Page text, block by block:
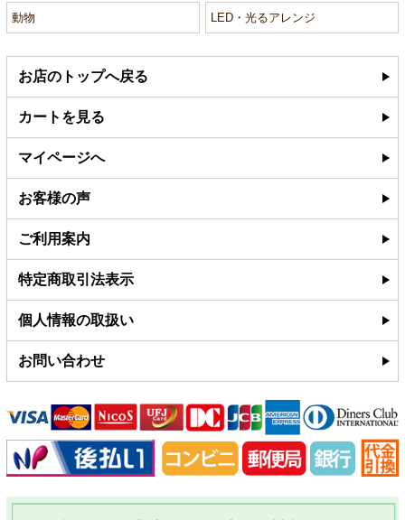
動物 LED・光るアレンジ
お店のトップへ戻る
カートを見る
マイページへ
お客様の声
ご利用案内
特定商取引法表示
個人情報の取扱い
お問い合わせ